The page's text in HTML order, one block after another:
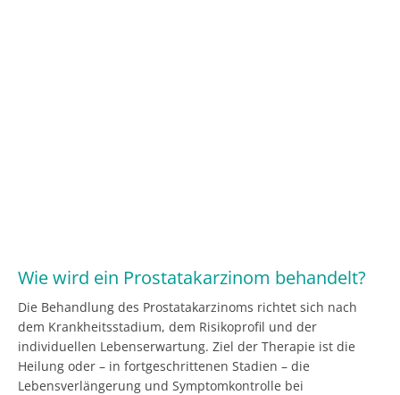
Wie wird ein Prostatakarzinom behandelt?
Die Behandlung des Prostatakarzinoms richtet sich nach
dem Krankheitsstadium, dem Risikoprofil und der
individuellen Lebenserwartung. Ziel der Therapie ist die
Heilung oder – in fortgeschrittenen Stadien – die
Lebensverlängerung und Symptomkontrolle bei